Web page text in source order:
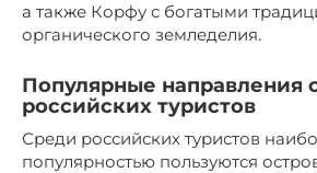
а также Корфу с богатыми
органического земледелия.
Популярные направления
российских туристов
Среди российских туристов
популярностью пользуются